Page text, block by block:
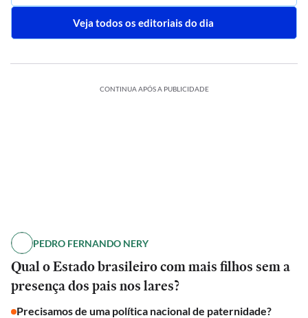
Veja todos os editoriais do dia
CONTINUA APÓS A PUBLICIDADE
PEDRO FERNANDO NERY
Qual o Estado brasileiro com mais filhos sem a
presença dos pais nos lares?
Precisamos de uma política nacional de paternidade?